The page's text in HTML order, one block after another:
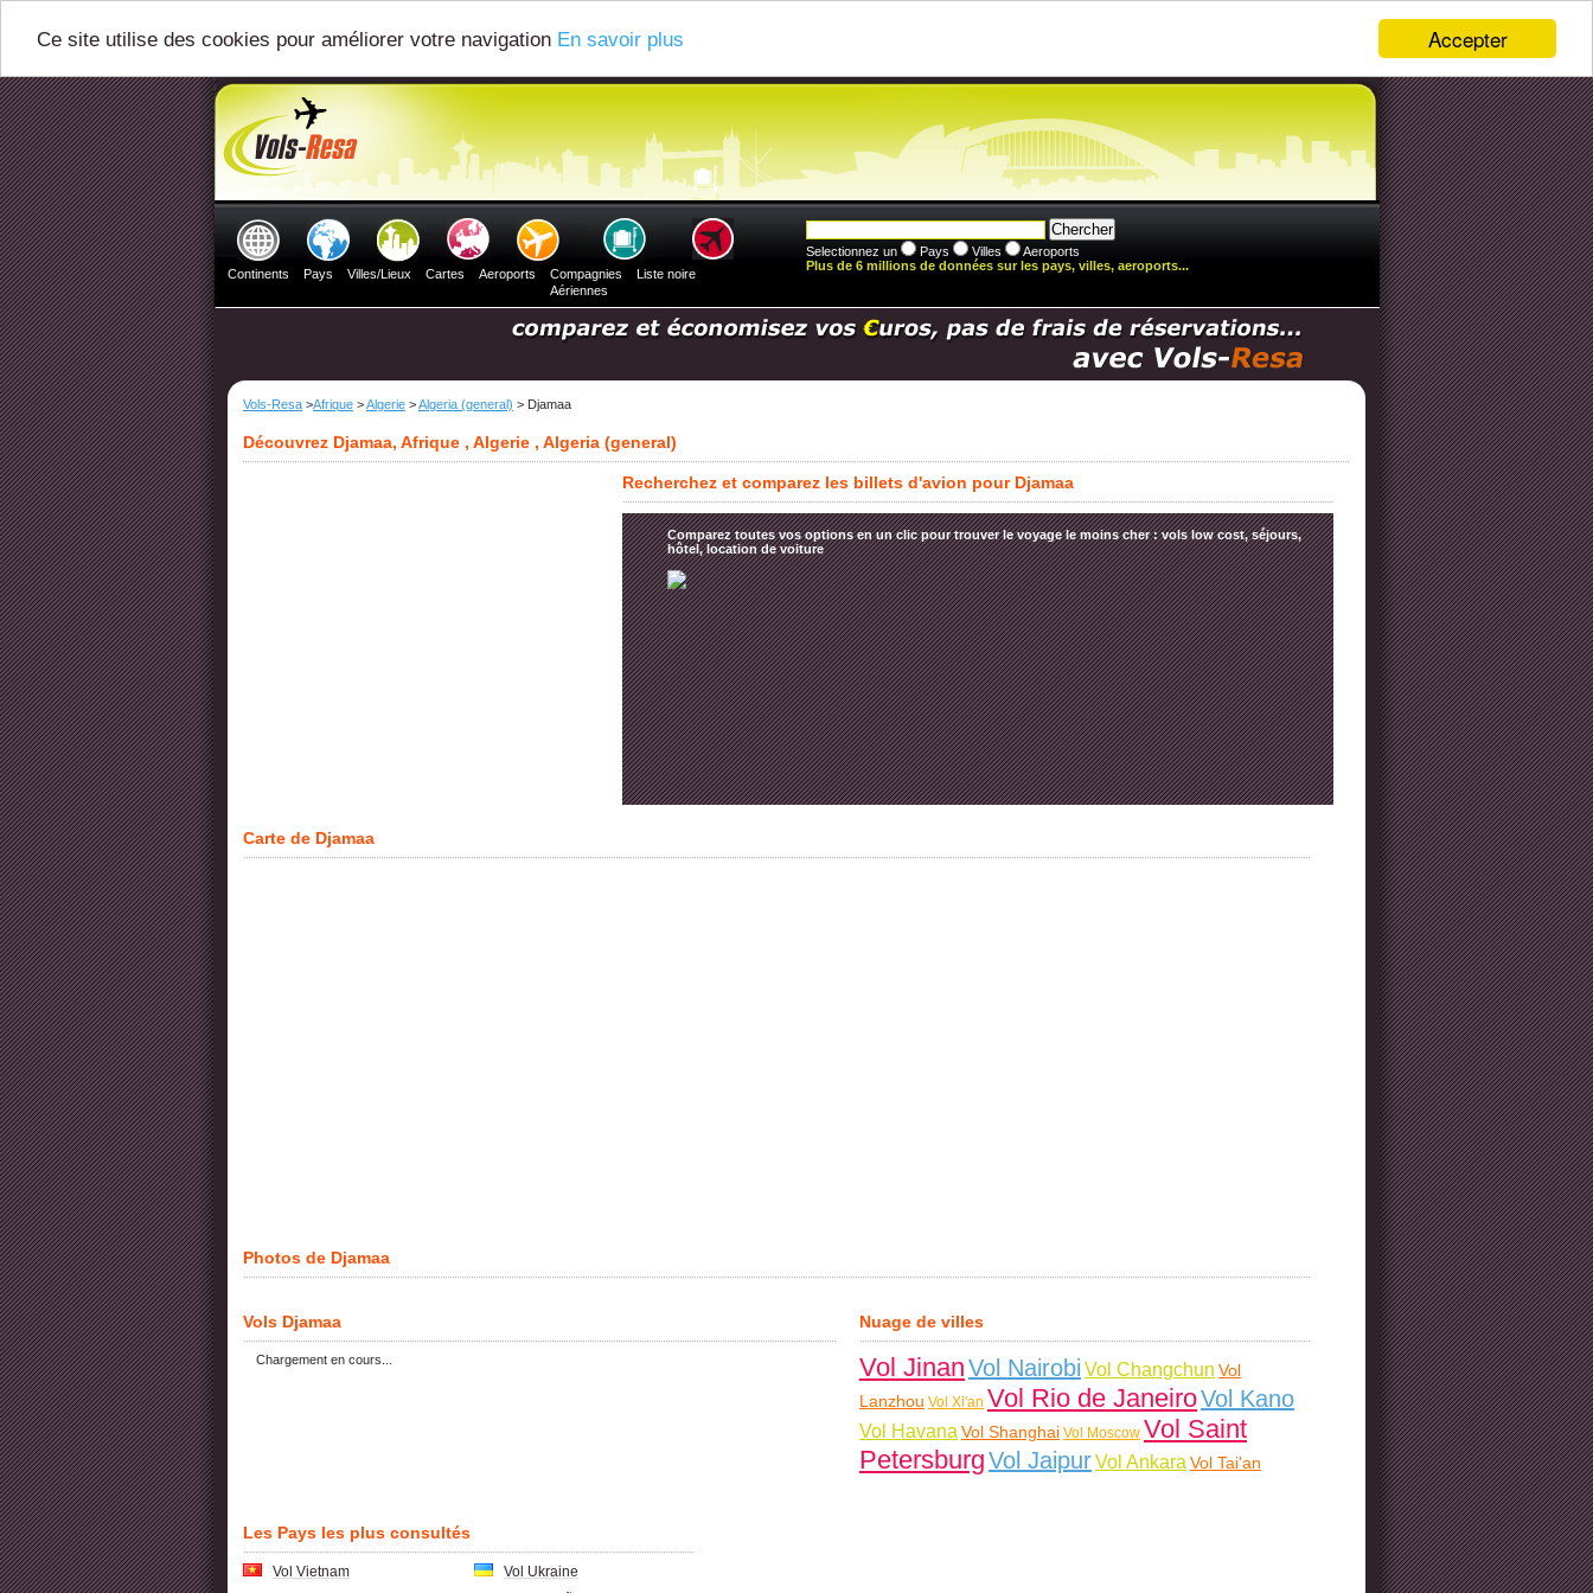
Accepter
Ce site utilise des cookies pour améliorer votre navigation En savoir plus
Continents Pays Villes/Lieux Cartes Aeroports
Compagnies
Aériennes
Liste noire
Selectionnez un Pays Villes
Aeroports
Plus de 6 millions de données sur les pays, villes, aeroports...
Vols-Resa >Afrique >Algerie >Algeria (general) > Djamaa
Découvrez Djamaa, Afrique , Algerie , Algeria (general)
Recherchez et comparez les billets d'avion pour Djamaa
Comparez toutes vos options en un clic pour trouver le voyage le moins cher : vols low cost, séjours,
hôtel, location de voiture
Carte de Djamaa
Photos de Djamaa
Vols Djamaa
Chargement en cours...
Nuage de villes
Vol JinanVol Nairobi Vol Changchun Vol
Lanzhou Vol Xi'an Vol Rio de JaneiroVol Kano
Vol Havana Vol Shanghai Vol Moscow Vol Saint
PetersburgVol JaipurVol Ankara Vol Tai'an
Les Pays les plus consultés
Vol Vietnam Vol Ukraine